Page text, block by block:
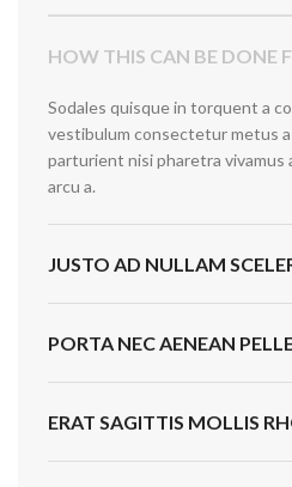
HOW THIS CAN BE DONE
Sodales quisque in torquent a
vestibulum consectetur metus
parturient nisi pharetra vivamus
arcu a.
JUSTO AD NULLAM
PORTA NEC AENEAN
ERAT SAGITTIS MOLLIS